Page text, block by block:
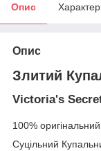
Опис
Опис
Злитий
Victoria's
100%
Суцільний